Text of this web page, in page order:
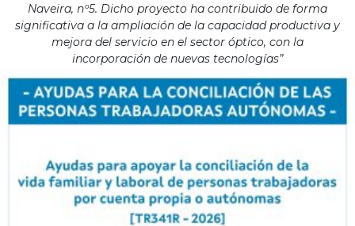
Naveira, nº5. Dicho proyecto ha contribuido de forma
significativa a la ampliación de la capacidad productiva y
mejora del servicio en el sector óptico, con la
incorporación de nuevas tecnologías”